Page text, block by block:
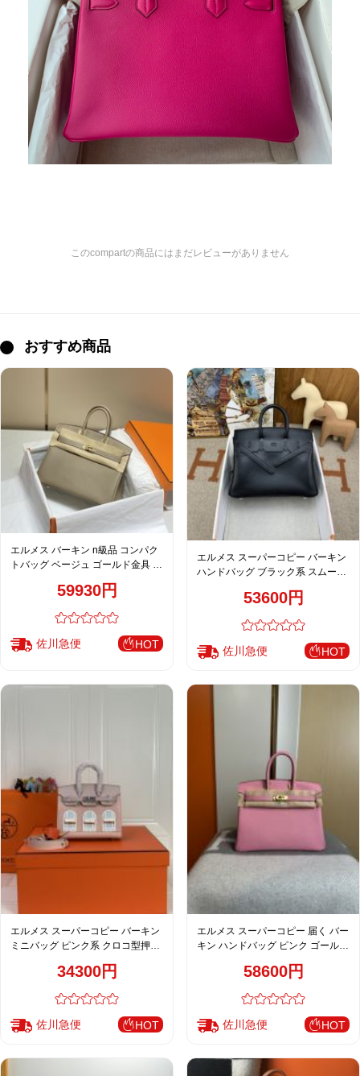
このcompartの商品にはまだレビューがありません
おすすめ商品
エルメス バーキン n級品 コンパク
トバッグ ベージュ ゴールド金具 ト
59930円
佐川急便 HOT
エルメス スーパーコピー バーキン
ハンドバッグ ブラック系 スムース
53600円
佐川急便 HOT
エルメス スーパーコピー バーキン
ミニバッグ ピンク系 クロコ型押し
34300円
佐川急便 HOT
エルメス スーパーコピー 届く バー
キン ハンドバッグ ピンク ゴールド
58600円
佐川急便 HOT